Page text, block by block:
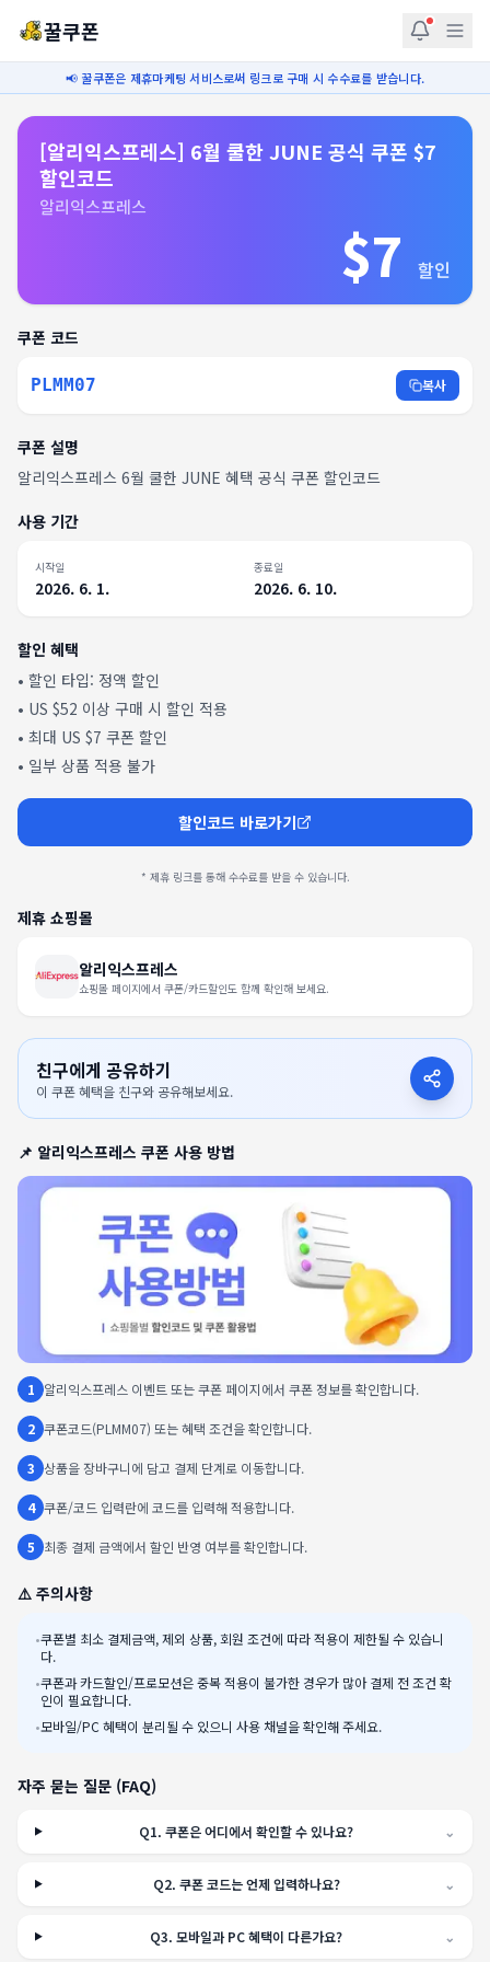
꿀쿠폰
📢 꿀쿠폰은 제휴마케팅 서비스로써 링크로 구매 시 수수료를 받습니다.
[알리익스프레스] 6월 쿨한 JUNE 공식 쿠폰 $7
할인코드
알리익스프레스
$7 할인
쿠폰 코드
PLMM07 복사
쿠폰 설명
알리익스프레스 6월 쿨한 JUNE 혜택 공식 쿠폰 할인코드
사용 기간
시작일
2026. 6. 1.
종료일
2026. 6. 10.
할인 혜택
• 할인 타입: 정액 할인
• US $52 이상 구매 시 할인 적용
• 최대 US $7 쿠폰 할인
• 일부 상품 적용 불가
할인코드 바로가기
* 제휴 링크를 통해 수수료를 받을 수 있습니다.
제휴 쇼핑몰
알리익스프레스
쇼핑몰 페이지에서 쿠폰/카드할인도 함께 확인해 보세요.
친구에게 공유하기
이 쿠폰 혜택을 친구와 공유해보세요.
📌 알리익스프레스 쿠폰 사용 방법
1 알리익스프레스 이벤트 또는 쿠폰 페이지에서 쿠폰 정보를 확인합니다.
2 쿠폰코드(PLMM07) 또는 혜택 조건을 확인합니다.
3 상품을 장바구니에 담고 결제 단계로 이동합니다.
4 쿠폰/코드 입력란에 코드를 입력해 적용합니다.
5 최종 결제 금액에서 할인 반영 여부를 확인합니다.
⚠️ 주의사항
•쿠폰별 최소 결제금액, 제외 상품, 회원 조건에 따라 적용이 제한될 수 있습니
다.
•쿠폰과 카드할인/프로모션은 중복 적용이 불가한 경우가 많아 결제 전 조건 확
인이 필요합니다.
•모바일/PC 혜택이 분리될 수 있으니 사용 채널을 확인해 주세요.
자주 묻는 질문 (FAQ)
Q1.쿠폰은 어디에서 확인할 수 있나요? ⌄
Q2. 쿠폰 코드는 언제 입력하나요? ⌄
Q3.모바일과 PC 혜택이 다른가요? ⌄